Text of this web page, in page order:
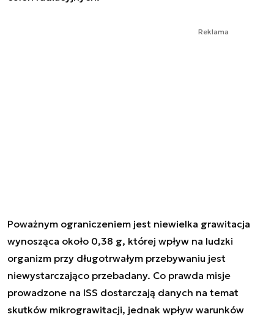
Reklama
Poważnym ograniczeniem jest niewielka grawitacja
wynosząca około 0,38 g, której wpływ na ludzki
organizm przy długotrwałym przebywaniu jest
niewystarczająco przebadany. Co prawda misje
prowadzone na ISS dostarczają danych na temat
skutków mikrograwitacji, jednak wpływ warunków